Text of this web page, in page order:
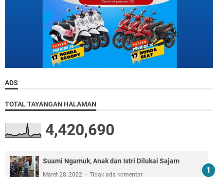
ADS
TOTAL TAYANGAN HALAMAN
4,420,690
Suami Ngamuk, Anak dan Istri Dilukai Sajam
Maret 28, 2022 Tidak ada komentar